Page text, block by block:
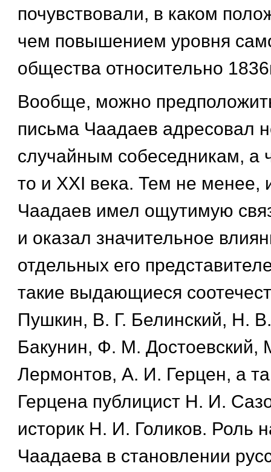
почувствовали, в каком
чем повышением уровня
общества относительно
Вообще, можно
письма Чаадаев адресовал
случайным собеседникам, а
то и XXI века. Тем не менее,
Чаадаев имел ощутимую
и оказал значительное
отдельных его
такие выдающиеся
Пушкин, В. Г. Белинский, Н.
Бакунин, Ф. М.
Лермонтов, А. И. Герцен, а
Герцена публицист Н. И.
историк Н. И. Голиков. Роль
Чаадаева в становлении